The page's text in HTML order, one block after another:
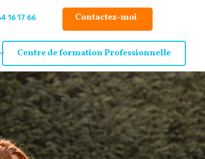
16 17 66 Contactez-moi
Centre de formation Professionnelle